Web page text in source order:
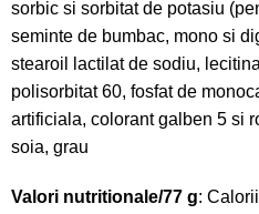
sorbic si sorbitat de potasiu
seminte de bumbac, mono si
stearoil lactilat de sodiu,
polisorbitat 60, fosfat de
artificiala, colorant galben 5 si
soia, grau
Valori nutritionale/77 g: